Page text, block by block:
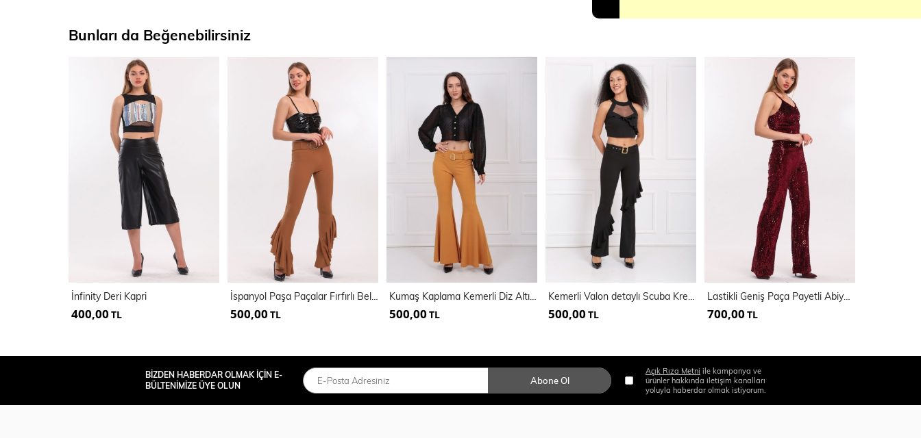
Bunları da Beğenebilirsiniz
İnfinity Deri Kapri
400,00 TL
İspanyol Paşa Paçalar Fırfırlı Beli Lastikli Örme Kumaş Pantolon | Pnt32438
500,00 TL
Kumaş Kaplama Kemerli Diz Altı Volanlı Pike Pantolon
500,00 TL
Kemerli Valon detaylı Scuba Krep Pantolon | PNT33389
500,00 TL
Lastikli Geniş Paça Payetli Abiye Pantolon | Pnt33970
700,00 TL
BİZDEN HABERDAR OLMAK İÇİN E-
BÜLTENİMİZE ÜYE OLUN
Abone Ol
Açık Rıza Metni ile kampanya ve
ürünler hakkında iletişim kanalları
yoluyla haberdar olmak istiyorum.